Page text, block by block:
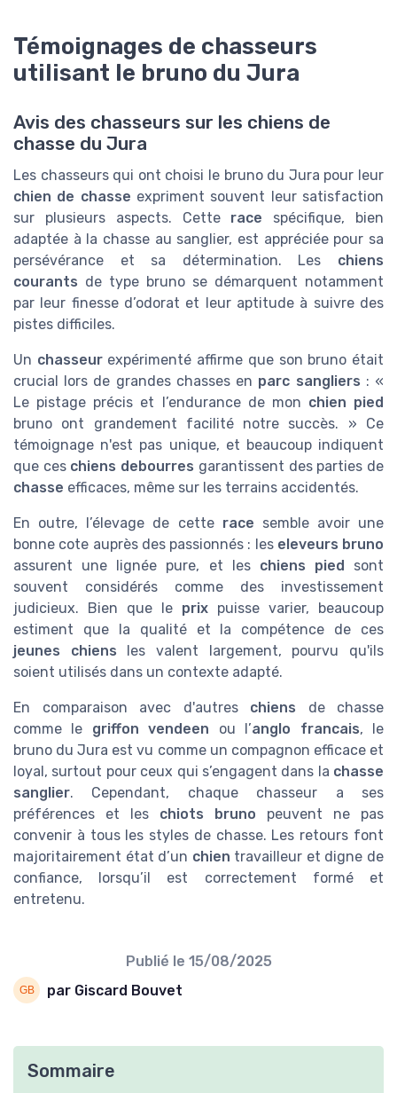
Témoignages de chasseurs
utilisant le bruno du Jura
Avis des chasseurs sur les chiens de
chasse du Jura
Les chasseurs qui ont choisi le bruno du Jura pour leur
chien de chasse expriment souvent leur satisfaction
sur plusieurs aspects. Cette race spécifique, bien
adaptée à la chasse au sanglier, est appréciée pour sa
persévérance et sa détermination. Les chiens
courants de type bruno se démarquent notamment
par leur finesse d’odorat et leur aptitude à suivre des
pistes difficiles.
Un chasseurexpérimenté affirme que son bruno était
crucial lors de grandes chasses en parc sangliers : «
Le pistage précis et l’endurance de mon chien pied
bruno ont grandement facilité notre succès. » Ce
témoignage n'est pas unique, et beaucoup indiquent
que ces chiens debourres garantissent des parties de
chasse efficaces, même sur les terrains accidentés.
En outre, l’élevage de cette race semble avoir une
bonne cote auprès des passionnés : les eleveurs bruno
assurent une lignée pure, et les chiens pied sont
souvent considérés comme des investissement
judicieux. Bien que le prix puisse varier, beaucoup
estiment que la qualité et la compétence de ces
jeunes chiens les valent largement, pourvu qu'ils
soient utilisés dans un contexte adapté.
En comparaison avec d'autres chiens de chasse
comme le griffon vendeen ou l’anglo francais, le
bruno du Jura est vu comme un compagnon efficace et
loyal, surtout pour ceux qui s’engagent dans la chasse
sanglier. Cependant, chaque chasseur a ses
préférences et les chiots bruno peuvent ne pas
convenir à tous les styles de chasse. Les retours font
majoritairement état d’un chien travailleur et digne de
confiance, lorsqu’il est correctement formé et
entretenu.
Publié le 15/08/2025
par Giscard Bouvet
Sommaire